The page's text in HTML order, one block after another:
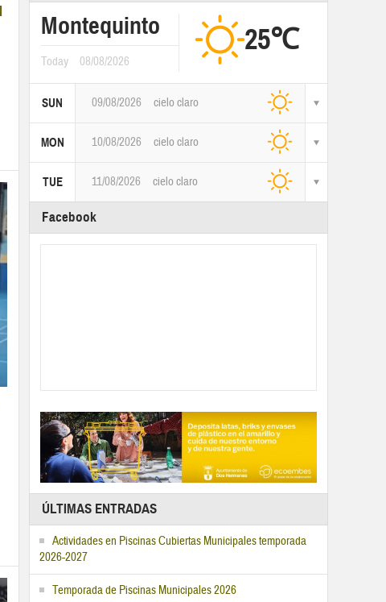
Montequinto
Today 08/08/2026
25℃
SUN 09/08/2026 cielo claro
MON 10/08/2026 cielo claro
TUE 11/08/2026 cielo claro
Facebook
ÚLTIMAS ENTRADAS
Actividades en Piscinas Cubiertas Municipales temporada
2026-2027
Temporada de Piscinas Municipales 2026